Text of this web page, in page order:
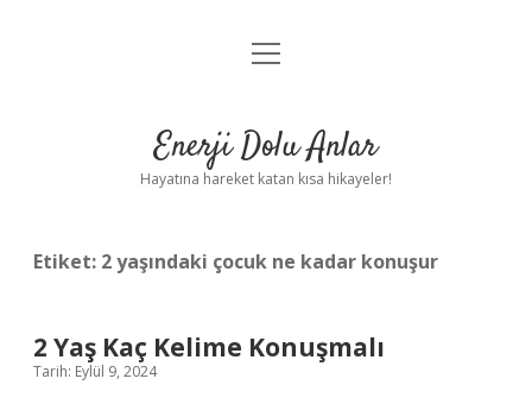
Anasayfa
Yasal Uyarı
menüyü
Enerji Dolu Anlar
Hayatına hareket katan kısa hikayeler!
Etiket: 2 yaşındaki çocuk ne kadar konuşur
2 Yaş Kaç Kelime Konuşmalı
Tarih: Eylül 9, 2024